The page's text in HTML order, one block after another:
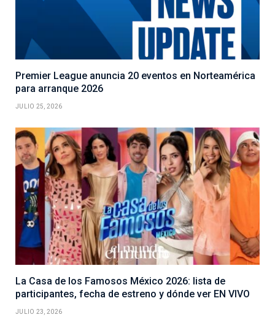
Premier League anuncia 20 eventos en Norteamérica
para arranque 2026
JULIO 25, 2026
La Casa de los Famosos México 2026: lista de
participantes, fecha de estreno y dónde ver EN VIVO
JULIO 23, 2026